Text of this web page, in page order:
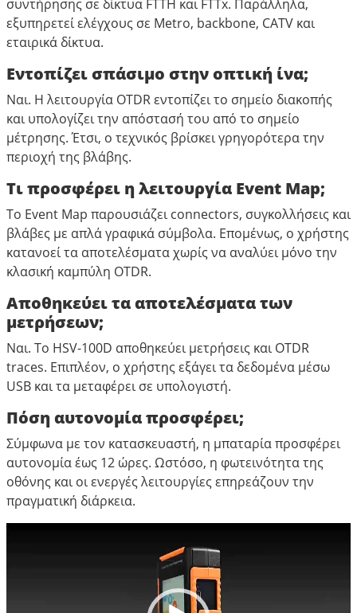
συντήρησης σε δίκτυα FTTH και FTTx. Παράλληλα,
εξυπηρετεί ελέγχους σε Metro, backbone, CATV και
εταιρικά δίκτυα.
Εντοπίζει σπάσιμο στην οπτική ίνα;
Ναι. Η λειτουργία OTDR εντοπίζει το σημείο διακοπής
και υπολογίζει την απόστασή του από το σημείο
μέτρησης. Έτσι, ο τεχνικός βρίσκει γρηγορότερα την
περιοχή της βλάβης.
Τι προσφέρει η λειτουργία Event Map;
Το Event Map παρουσιάζει connectors, συγκολλήσεις και
βλάβες με απλά γραφικά σύμβολα. Επομένως, ο χρήστης
κατανοεί τα αποτελέσματα χωρίς να αναλύει μόνο την
κλασική καμπύλη OTDR.
Αποθηκεύει τα αποτελέσματα των
μετρήσεων;
Ναι. Το HSV-100D αποθηκεύει μετρήσεις και OTDR
traces. Επιπλέον, ο χρήστης εξάγει τα δεδομένα μέσω
USB και τα μεταφέρει σε υπολογιστή.
Πόση αυτονομία προσφέρει;
Σύμφωνα με τον κατασκευαστή, η μπαταρία προσφέρει
αυτονομία έως 12 ώρες. Ωστόσο, η φωτεινότητα της
οθόνης και οι ενεργές λειτουργίες επηρεάζουν την
πραγματική διάρκεια.